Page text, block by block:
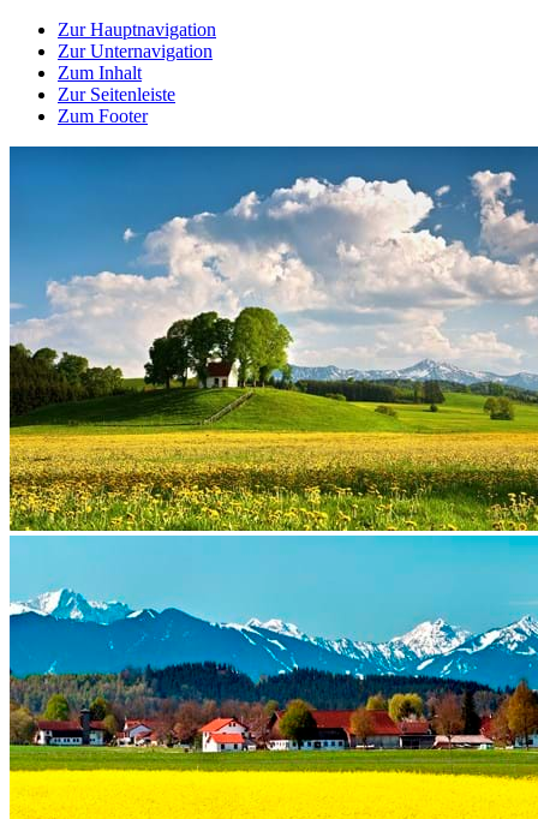
Zur Hauptnavigation
Zur Unternavigation
Zum Inhalt
Zur Seitenleiste
Zum Footer